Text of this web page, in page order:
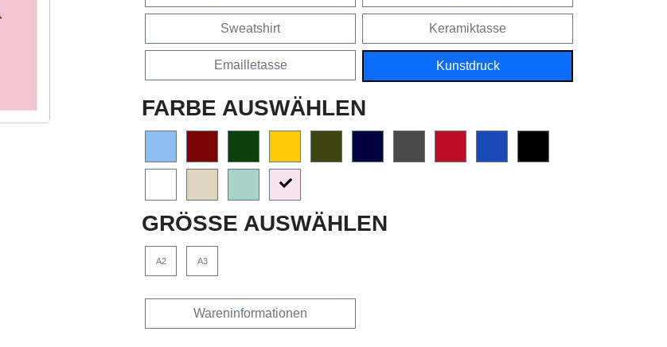
Sweatshirt Keramiktasse
Emailletasse Kunstdruck
FARBE AUSWÄHLEN
GRÖSSE AUSWÄHLEN
A2 A3
Wareninformationen